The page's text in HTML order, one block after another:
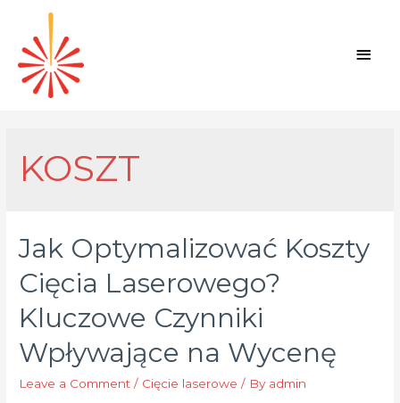
Main
KOSZT
Jak Optymalizować Koszty
Cięcia Laserowego?
Kluczowe Czynniki
Wpływające na Wycenę
Leave a Comment / Cięcie laserowe / By admin